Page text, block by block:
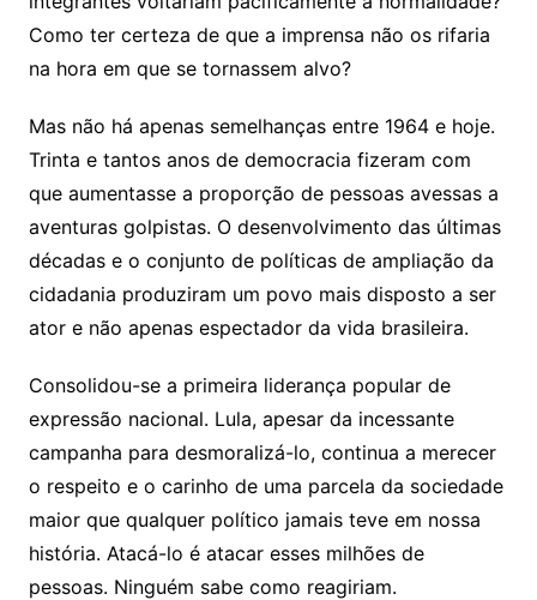
Como ter certeza de que a imprensa não os rifaria
na hora em que se tornassem alvo?
Mas não há apenas semelhanças entre 1964 e hoje.
Trinta e tantos anos de democracia fizeram com
que aumentasse a proporção de pessoas avessas a
aventuras golpistas. O desenvolvimento das últimas
décadas e o conjunto de políticas de ampliação da
cidadania produziram um povo mais disposto a ser
ator e não apenas espectador da vida brasileira.
Consolidou-se a primeira liderança popular de
expressão nacional. Lula, apesar da incessante
campanha para desmoralizá-lo, continua a merecer
o respeito e o carinho de uma parcela da sociedade
maior que qualquer político jamais teve em nossa
história. Atacá-lo é atacar esses milhões de
pessoas. Ninguém sabe como reagiriam.